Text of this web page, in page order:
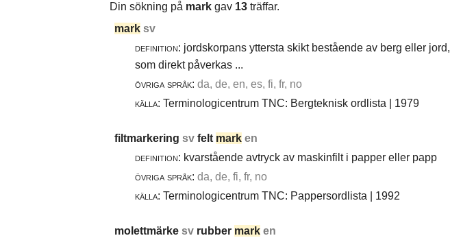
Din sökning på mark gav 13 träffar.
mark sv
definition: jordskorpans yttersta skikt bestående av berg eller jord,
som direkt påverkas ...
övriga språk: da, de, en, es, fi, fr, no
källa: Terminologicentrum TNC: Bergteknisk ordlista | 1979
filtmarkering sv felt mark en
definition: kvarstående avtryck av maskinfilt i papper eller papp
övriga språk: da, de, fi, fr, no
källa: Terminologicentrum TNC: Pappersordlista | 1992
molettmärke sv rubber mark en